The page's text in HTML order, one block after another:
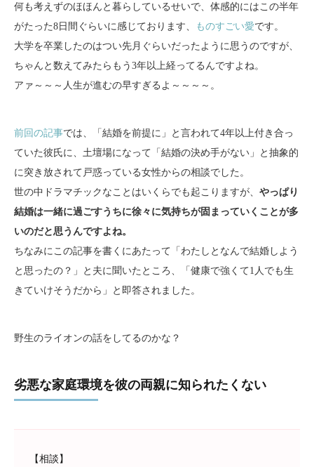
何も考えずのほほんと暮らしているせいで、体感的にはこの半年
がたった8日間ぐらいに感じております、
ものすごい愛です。
大学を卒業したのはつい先月ぐらいだったように思うのですが、
ちゃんと数えてみたらもう3年以上経ってるんですよね。
アァ～～～人生が進むの早すぎるよ～～～～。
前回の記事では、「結婚を前提に」と言われて4年以上付き合っ
ていた彼氏に、土壇場になって「結婚の決め手がない」と抽象的
に突き放されて戸惑っている女性からの相談でした。
世の中ドラマチックなことはいくらでも起こりますが、 やっぱり
結婚は一緒に過ごすうちに徐々に気持ちが固まっていくことが多
いのだと思うんですよね。
ちなみにこの記事を書くにあたって「わたしとなんで結婚しよう
と思ったの？」と夫に聞いたところ、「健康で強くて1人でも生
きていけそうだから」と即答されました。
野生のライオンの話をしてるのかな？
劣悪な家庭環境を彼の両親に知られたくない
【相談】